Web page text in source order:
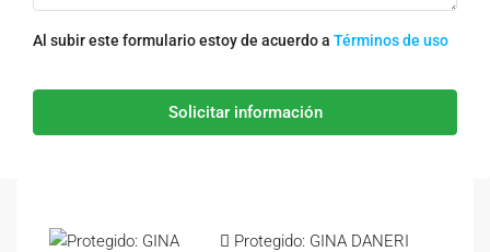
Al subir este formulario estoy de acuerdo a Términos de uso
Solicitar información
Protegido: GINA DANERI